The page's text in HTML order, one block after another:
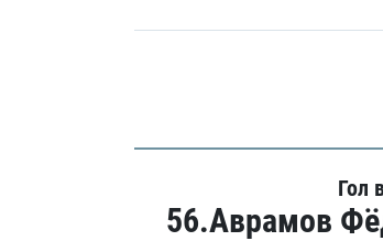
Гол
56.Аврамов